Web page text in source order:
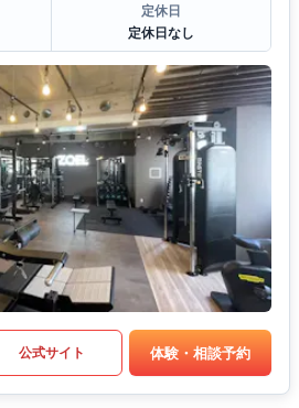
定休日
定休日なし
公式サイト 体験・相談予約